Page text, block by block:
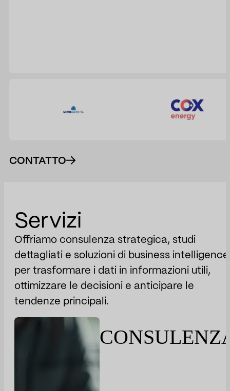
CONTATTO
Servizi
Offriamo consulenza strategica, studi
dettagliati e soluzioni di business intelligence
per trasformare i dati in informazioni utili,
ottimizzare le decisioni e anticipare le
tendenze principali.